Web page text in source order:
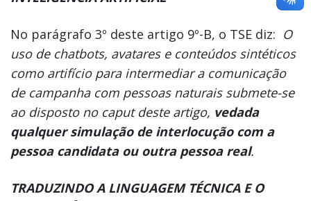
No parágrafo 3º deste artigo 9º-B, o TSE diz: O
uso de chatbots, avatares e conteúdos sintéticos
como artifício para intermediar a comunicação
de campanha com pessoas naturais submete-se
ao disposto no caput deste artigo, vedada
qualquer simulação de interlocução com a
pessoa candidata ou outra pessoa real.
TRADUZINDO A LINGUAGEM TÉCNICA E O